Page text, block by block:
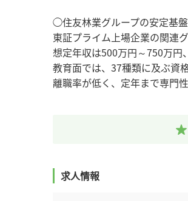
◯住友林業グループの安定基
東証プライム上場企業の関連
想定年収は500万円～750万円
教育面では、37種類に及ぶ資
離職率が低く、定年まで専門
求人情報